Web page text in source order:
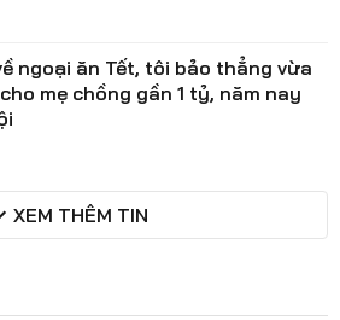
ngoại ăn Tết, tôi bảo thẳng vừa
mẹ chồng gần 1 tỷ, năm nay
XEM THÊM TIN